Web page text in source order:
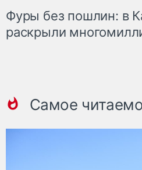
Фуры без пошлин: в
раскрыли
Самое